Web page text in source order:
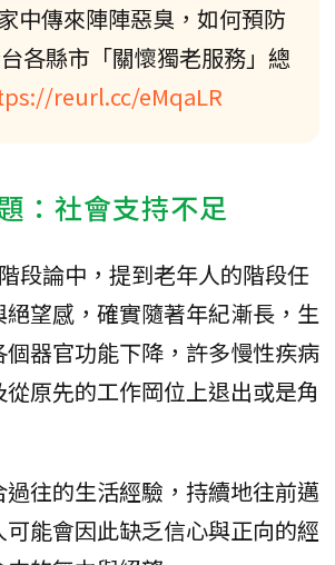
中傳來陣陣惡臭，如何預防
各縣市「關懷獨老服務」總
reurl.cc/eMqaLR
：社會支持不足
段論中，提到老年人的階段任
望感，確實隨著年紀漸長，生
器官功能下降，許多慢性疾病
原先的工作岡位上退出或是角
往的生活經驗，持續地往前邁
能會因此缺乏信心與正向的經